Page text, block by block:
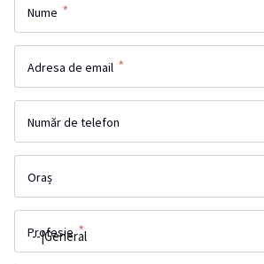
Nume *
Adresa de email *
Număr de telefon
Oraș
Profesie *